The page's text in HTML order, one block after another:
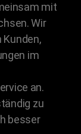
mit
Wir
im
an.
zu
besser